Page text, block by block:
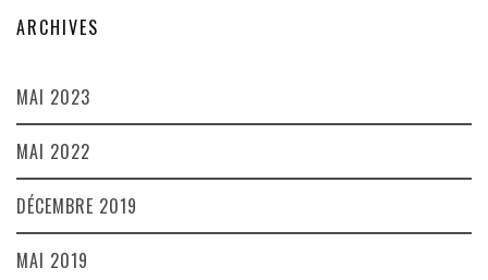
ARCHIVES
MAI 2023
MAI 2022
DÉCEMBRE 2019
MAI 2019